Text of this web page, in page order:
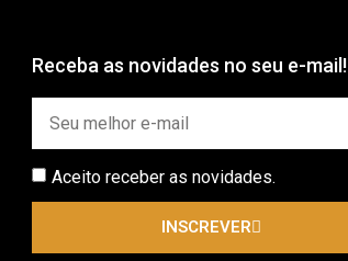
Receba as novidades no seu e-mail!
Aceito receber as novidades.
INSCREVER